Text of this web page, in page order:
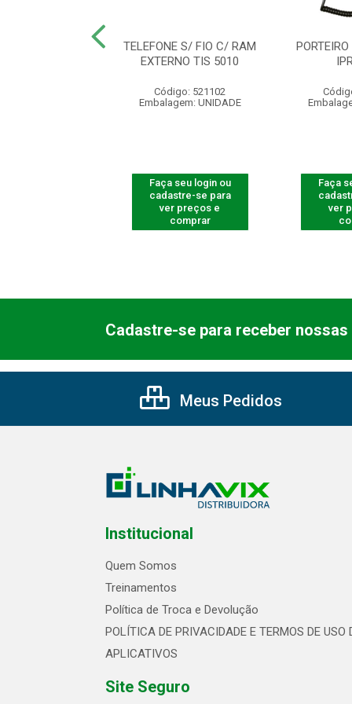
TELEFONE S/ FIO C/ RAM
EXTERNO TIS 5010
Código: 521102
Embalagem: UNIDADE
Faça seu login ou
cadastre-se para
ver preços e
comprar
Faça
ver
Cadastre-se para receber
Meus Pedidos
Institucional
Quem Somos
Treinamentos
Política de Troca e Devolução
POLÍTICA DE PRIVACIDADE E TERMOS DE USO
APLICATIVOS
Site Seguro